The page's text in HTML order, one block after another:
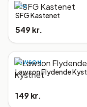
SFG
SFG Kastenet
549 kr.
LAWSON
Lawson Flydende
149 kr.